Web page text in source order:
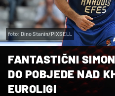
foto: Dino Stanin/PIXSELL
FANTASTIČNI
DO POBJEDE NAD
EUROLIGI